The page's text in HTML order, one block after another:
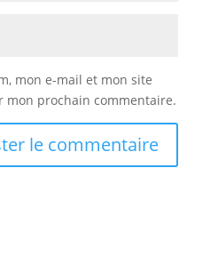
mon e-mail et mon site
mon prochain commentaire.